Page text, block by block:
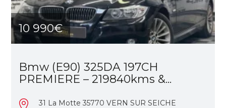
10 990€
Bmw (E90) 325DA 197CH
PREMIERE – 219840kms &...
31 La Motte 35770 VERN SUR SEICHE